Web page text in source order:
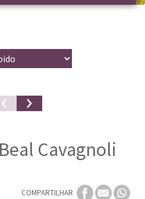
Cavagnoli
COMPARTILHAR